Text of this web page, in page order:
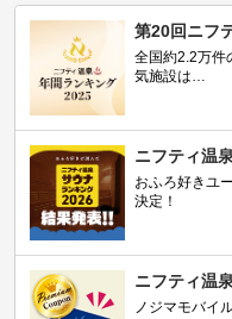
第20回ニフ
全国約2.2万件
気施設は…
ニフティ温
おふろ好きユ
決定！
ニフティ温
ノジマモバイ